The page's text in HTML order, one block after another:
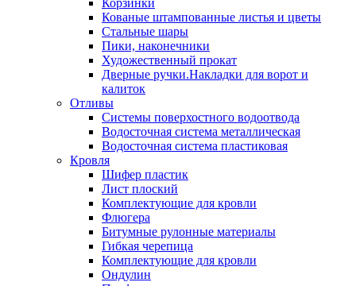
Корзинки
Кованые штампованные листья и цветы
Стальные шары
Пики, наконечники
Художественный прокат
Дверные ручки.Накладки для ворот и
калиток
Отливы
Системы поверхостного водоотвода
Водосточная система металлическая
Водосточная система пластиковая
Кровля
Шифер пластик
Лист плоский
Комплектующие для кровли
Флюгера
Битумные рулонные материалы
Гибкая черепица
Комплектующие для кровли
Ондулин